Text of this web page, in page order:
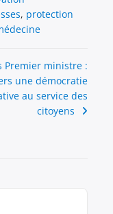
, protection
Premier ministre :
une démocratie
au service des
citoyens